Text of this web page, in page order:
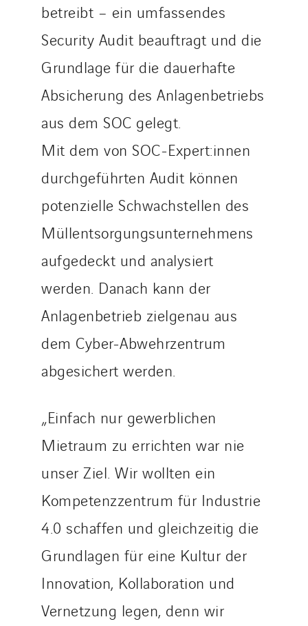
betreibt – ein umfassendes
Security Audit beauftragt und die
Grundlage für die dauerhafte
Absicherung des Anlagenbetriebs
aus dem SOC gelegt.
Mit dem von SOC-Expert:innen
durchgeführten Audit können
potenzielle Schwachstellen des
Müllentsorgungsunternehmens
aufgedeckt und analysiert
werden. Danach kann der
Anlagenbetrieb zielgenau aus
dem Cyber-Abwehrzentrum
abgesichert werden.
„Einfach nur gewerblichen
Mietraum zu errichten war nie
unser Ziel. Wir wollten ein
Kompetenzzentrum für Industrie
4.0 schaffen und gleichzeitig die
Grundlagen für eine Kultur der
Innovation, Kollaboration und
Vernetzung legen, denn wir